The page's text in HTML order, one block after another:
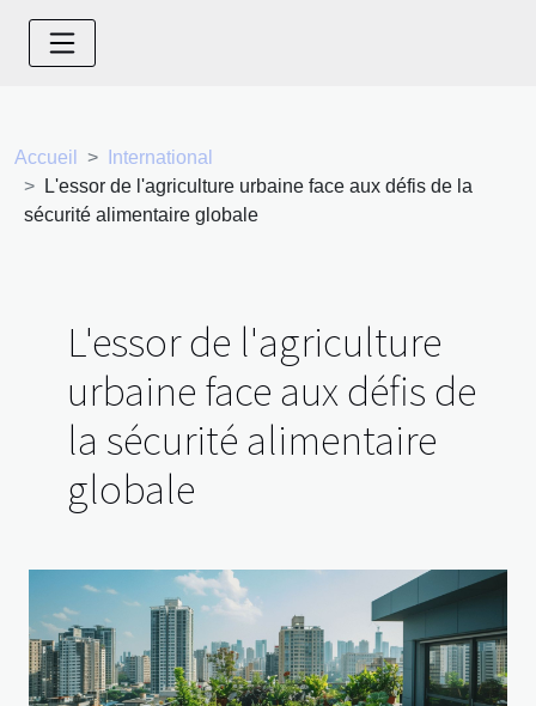
Accueil
International
L'essor de l'agriculture urbaine face aux défis de la
sécurité alimentaire globale
L'essor de l'agriculture
urbaine face aux défis de
la sécurité alimentaire
globale